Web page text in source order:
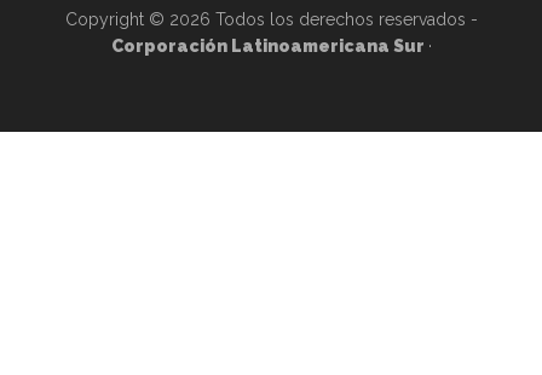
Copyright © 2026 Todos los derechos reservados -
Corporación Latinoamericana Sur ·